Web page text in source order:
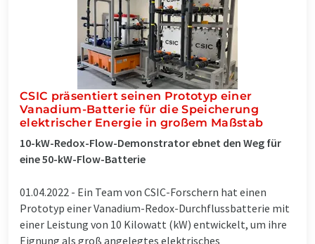
CSIC präsentiert seinen Prototyp einer
Vanadium-Batterie für die Speicherung
elektrischer Energie in großem Maßstab
10-kW-Redox-Flow-Demonstrator ebnet den Weg für
eine 50-kW-Flow-Batterie
01.04.2022 - Ein Team von CSIC-Forschern hat einen
Prototyp einer Vanadium-Redox-Durchflussbatterie mit
einer Leistung von 10 Kilowatt (kW) entwickelt, um ihre
Eignung als groß angelegtes elektrisches